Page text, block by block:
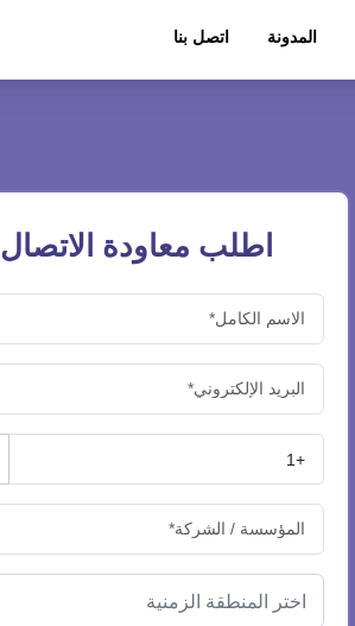
المدونة اتصل بنا
اطلب معاودة الاتصال
اختر المنطقة الزمنية